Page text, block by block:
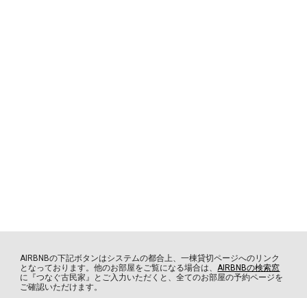
AIRBNBの下記ボタンはシステムの都合上、一棟貸切ページへのリンク
となっております。他のお部屋をご覧になる場合は、AIRBNBの検索窓
に『つなぐ古民家』とご入力いただくと、全てのお部屋の予約ページを
ご確認いただけます。